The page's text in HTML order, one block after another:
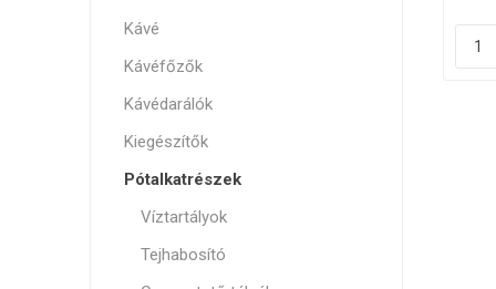
Kávé
Kávéfőzők
Kávédarálók
Kiegészítők
Pótalkatrészek
Víztartályok
Tejhabosító